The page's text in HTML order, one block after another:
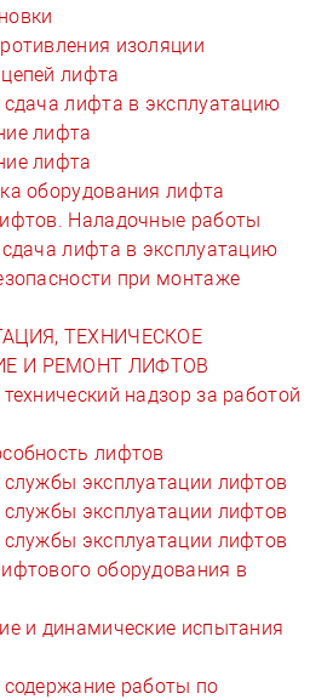
изоляции
лифта
лифта в эксплуатацию
лифта
лифта
оборудования лифта
Наладочные работы
лифта в эксплуатацию
при монтаже
ТЕХНИЧЕСКОЕ
И РЕМОНТ ЛИФТОВ
надзор за работой
лифтов
службы эксплуатации лифтов
службы эксплуатации лифтов
службы эксплуатации лифтов
оборудования в
и динамические испытания
работы по